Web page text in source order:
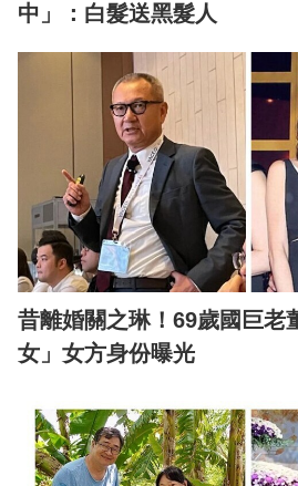
中」：白髮送黑髮人
昔離婚關之琳！69歲國巨老
女」女方身份曝光